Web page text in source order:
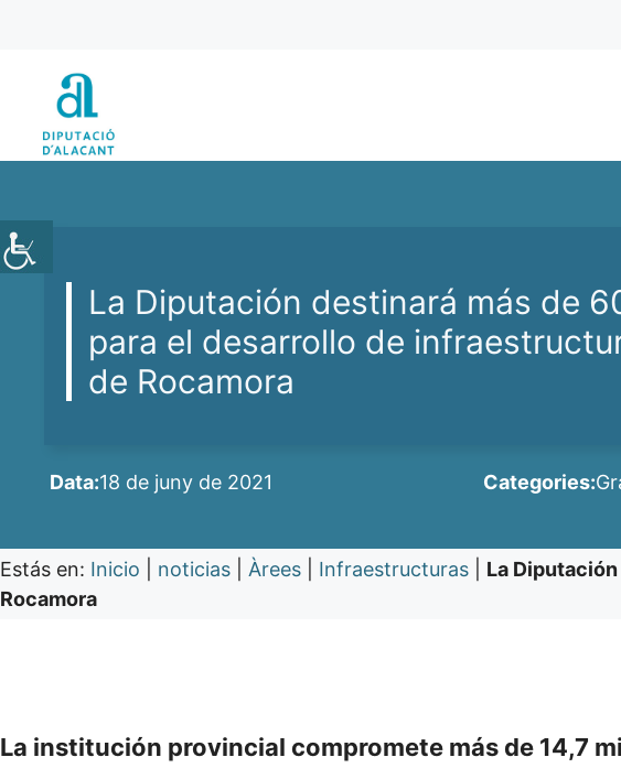
contingut
La Diputación destinará más de
para el desarrollo de
de Rocamora
Data:18 de juny de 2021 Categories:
Estás en: Inicio noticias Àrees Infraestructuras
La
Rocamora
La institución provincial compromete más de 14,7